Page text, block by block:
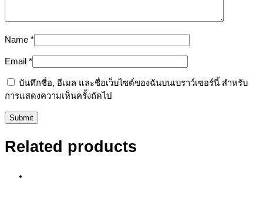
Name *
Email *
บันทึกชื่อ, อีเมล และชื่อเว็บไซต์ของฉันบนเบราว์เซอร์นี้ สำหรับ
การแสดงความเห็นครั้งถัดไป
Related products